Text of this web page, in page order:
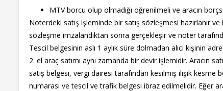
MTV borcu olup olmadığı öğrenilmeli ve aracın
Noterdeki satış işleminde bir satış sözleşmesi hazırlanır
sözleşme imzalandıktan sonra gerçekleşir ve noter
Tescil belgesinin aslı 1 aylık süre dolmadan alıcı kişinin
2. el araç satımı aynı zamanda bir devir işlemidir. Aracın
satış belgesi, vergi dairesi tarafından kesilmiş ilişik kesme
numarası ve tescil ve trafik belgesi ibraz edilmelidir. Eğer